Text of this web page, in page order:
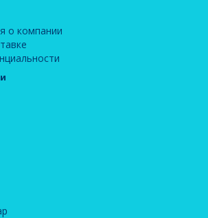
о компании